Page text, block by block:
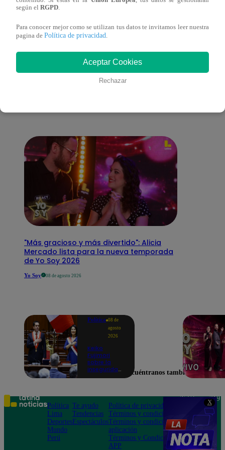
X
una buena madre?
También te puede
interesar
"Más gracioso y más divertido": Alicia
Mercado lista para la nueva temporada
de Yo Soy 2026
Yo Soy 08 de agosto 2026
Política 08 de
agosto
2026
Keiko
Fujimori
sobre la
inseguridad:
que los
delincuentes
terminen en
prisión”
según el RGPD
Para conocer mejor como se utilizan tus datos te invitamos leer nuestra
pagina de Política de privacidad
Aceptar Cookies
Rechazar
Encuéntranos también en
Política
Lima
Deportes
Mundo
Perú
Te ayudo
Tendencias
Espectáculos
Política de privacidad
Términos y condiciones
Términos y condiciones
aplicación
Términos y Condiciones
APP
Teléfono: 219
Av. San
Felipe 968
Jesús María